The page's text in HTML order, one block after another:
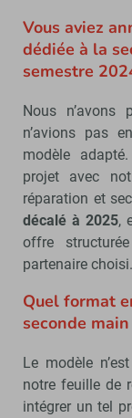
Vous aviez
dédiée à la
semestre
Nous
n’avions pas
modèle
projet avec
réparation et
décalé à 2025,
offre
partenaire choisi.
Quel format
seconde main
Le modèle
notre feuille de
intégrer un tel